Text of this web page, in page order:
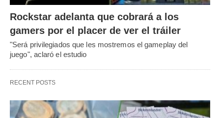
Rockstar adelanta que cobrará a los
gamers por el placer de ver el tráiler
"Será privilegiados que les mostremos el gameplay del
juego", aclaró el estudio
RECENT POSTS